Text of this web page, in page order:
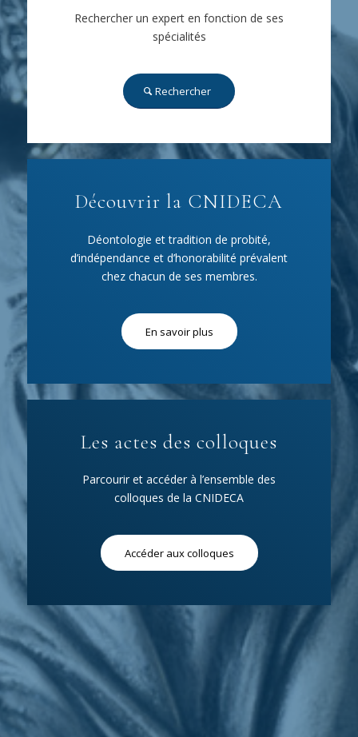
Rechercher un expert en fonction de ses
spécialités
Rechercher
Découvrir la CNIDECA
Déontologie et tradition de probité,
d’indépendance et d’honorabilité prévalent
chez chacun de ses membres.
En savoir plus
Les actes des colloques
Parcourir et accéder à l’ensemble des
colloques de la CNIDECA
Accéder aux colloques